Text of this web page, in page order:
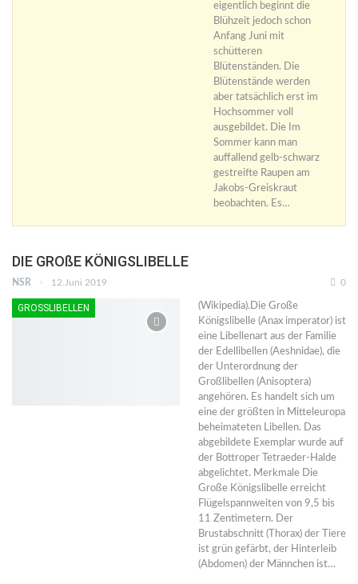
eigentlich beginnt die
Blühzeit jedoch schon
Anfang Juni mit
schütteren
Blütenständen. Die
Blütenstände werden
aber tatsächlich erst im
Hochsommer voll
ausgebildet. Die Im
Sommer kann man
auffallend gelb-schwarz
gestreifte Raupen am
Jakobs-Greiskraut
beobachten. Es…
DIE GROßE KÖNIGSLIBELLE
NSR 12.Juni 2019 0
GROSSLIBELLEN
(Wikipedia).Die Große
Königslibelle (Anax imperator) ist
eine Libellenart aus der Familie
der Edellibellen (Aeshnidae), die
der Unterordnung der
Großlibellen (Anisoptera)
angehören. Es handelt sich um
eine der größten in Mitteleuropa
beheimateten Libellen. Das
abgebildete Exemplar wurde auf
der Bottroper Tetraeder-Halde
abgelichtet. Merkmale Die
Große Königslibelle erreicht
Flügelspannweiten von 9,5 bis
11 Zentimetern. Der
Brustabschnitt (Thorax) der Tiere
ist grün gefärbt, der Hinterleib
(Abdomen) der Männchen ist…